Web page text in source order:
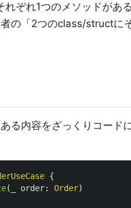
ぞれ1つのメソッドがあ
の「2つのclass/structに
る内容をざっくりコード
{
( order: Order)